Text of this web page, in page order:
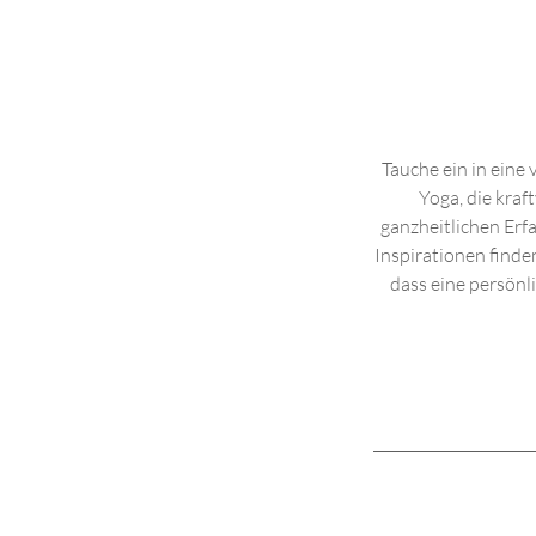
Tauche ein in
Yoga, die
ganzheitlichen
Inspirationen
dass eine